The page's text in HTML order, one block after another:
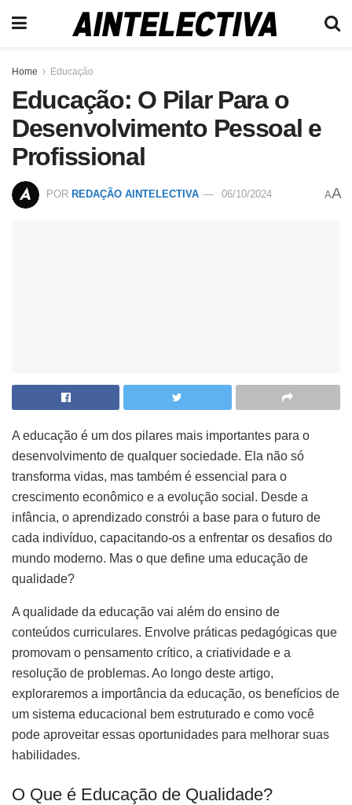
Home Educação
Educação: O Pilar Para o
Desenvolvimento Pessoal e
Profissional
POR REDAÇÃO AINTELECTIVA 06/10/2024 AA
A educação é um dos pilares mais importantes para o
desenvolvimento de qualquer sociedade. Ela não só
transforma vidas, mas também é essencial para o
crescimento econômico e a evolução social. Desde a
infância, o aprendizado constrói a base para o futuro de
cada indivíduo, capacitando-os a enfrentar os desafios do
mundo moderno. Mas o que define uma educação de
qualidade?
A qualidade da educação vai além do ensino de
conteúdos curriculares. Envolve práticas pedagógicas que
promovam o pensamento crítico, a criatividade e a
resolução de problemas. Ao longo deste artigo,
exploraremos a importância da educação, os benefícios de
um sistema educacional bem estruturado e como você
pode aproveitar essas oportunidades para melhorar suas
habilidades.
O Que é Educação de Qualidade?